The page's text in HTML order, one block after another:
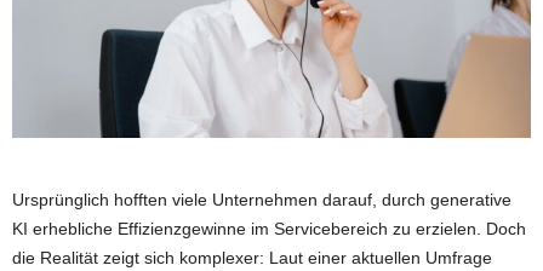
Ursprünglich hofften viele Unternehmen darauf, durch generative
KI erhebliche Effizienzgewinne im Servicebereich zu erzielen. Doch
die Realität zeigt sich komplexer: Laut einer aktuellen Umfrage